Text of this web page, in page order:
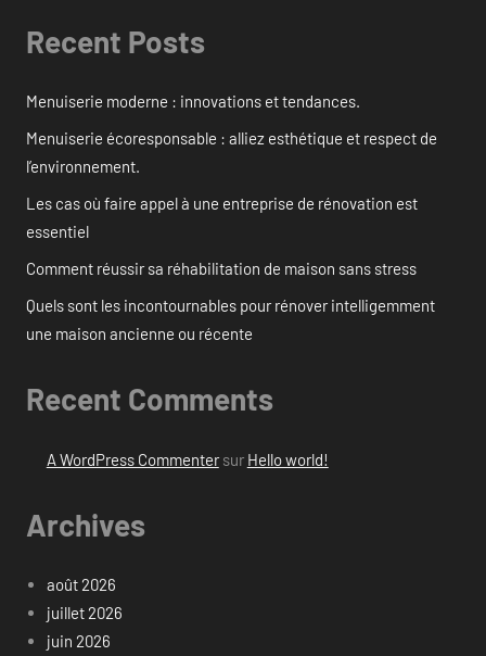
Recent Posts
Menuiserie moderne : innovations et tendances.
Menuiserie écoresponsable : alliez esthétique et respect de
l’environnement.
Les cas où faire appel à une entreprise de rénovation est
essentiel
Comment réussir sa réhabilitation de maison sans stress
Quels sont les incontournables pour rénover intelligemment
une maison ancienne ou récente
Recent Comments
A WordPress Commentersur Hello world!
Archives
août 2026
juillet 2026
juin 2026